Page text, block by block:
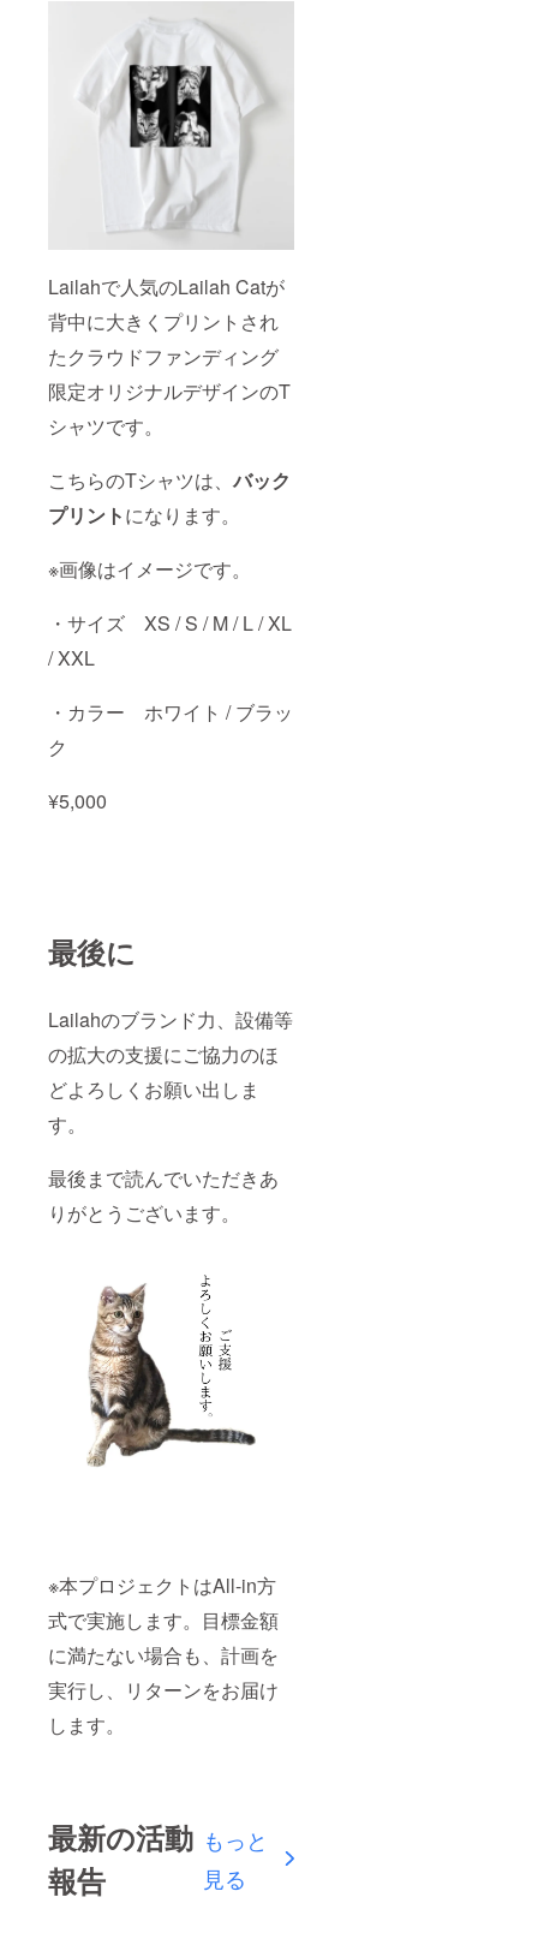
Lailahで人気のLailah Catが
背中に大きくプリントされ
たクラウドファンディング
限定オリジナルデザインのT
シャツです。
こちらのTシャツは、 バック
プリントになります。
※画像はイメージです。
・サイズ XS / S / M / L / XL
/ XXL
・カラー ホワイト / ブラッ
ク
¥5,000
最後に
Lailahのブランド力、設備等
の拡大の支援にご協力のほ
どよろしくお願い出しま
す。
最後まで読んでいただきあ
りがとうございます。
※本プロジェクトはAll-in方
式で実施します。目標金額
に満たない場合も、計画を
実行し、リターンをお届け
します。
最新の活動
報告
もっと
見る